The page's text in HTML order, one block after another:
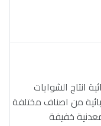
انتاج الشوايات
من اصناف مختلفة
خفيفة